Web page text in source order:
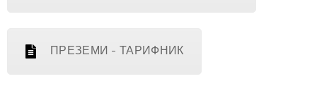
ПРЕЗЕМИ - ТАРИФНИК